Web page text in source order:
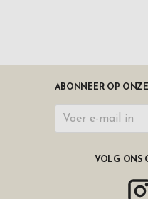
ABONNEER OP
VOLG ONS